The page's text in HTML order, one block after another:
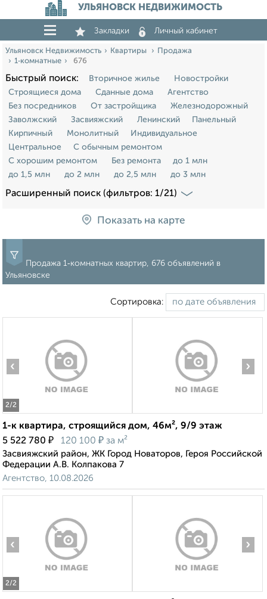
УЛЬЯНОВСК НЕДВИЖИМОСТЬ
Закладки Личный кабинет
Ульяновск Недвижимость Квартиры
Продажа
1‑комнатные
676
Быстрый поиск: Вторичное жилье
Новостройки
Строящиеся дома
Сданные дома
Агентство
Без посредников
От застройщика
Железнодорожный
Заволжский
Засвияжский Ленинский
Панельный
Кирпичный
Монолитный
Индивидуальное
Центральное
С обычным ремонтом
С хорошим ремонтом
Без ремонта
до 1 млн
до 1,5 млн
до 2 млн до 2,5 млн до 3 млн
Расширенный поиск (фильтров: 1/21)
Показать на карте
Продажа 1‑комнатных квартир, 676 объявлений в
Ульяновске
Сортировка:
2/2
‹ ›
1-к квартира, строящийся дом, 46м², 9/9 этаж
5 522 780 ₽ 120 100 ₽ за м²
Засвияжский район, ЖК Город Новаторов, Героя Российской
Федерации А.В. Колпакова 7
Агентство, 10.08.2026
2/2
‹ ›